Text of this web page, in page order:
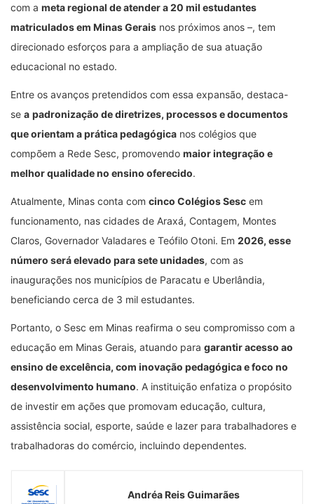
com a meta regional de atender a 20 mil estudantes
matriculados em Minas Gerais nos próximos anos –, tem
direcionado esforços para a ampliação de sua atuação
educacional no estado.
Entre os avanços pretendidos com essa expansão, destaca-
se a padronização de diretrizes, processos e documentos
que orientam a prática pedagógica nos colégios que
compõem a Rede Sesc, promovendo maior integração e
melhor qualidade no ensino oferecido.
Atualmente, Minas conta com cinco Colégios Sesc em
funcionamento, nas cidades de Araxá, Contagem, Montes
Claros, Governador Valadares e Teófilo Otoni. Em 2026, esse
número será elevado para sete unidades, com as
inaugurações nos municípios de Paracatu e Uberlândia,
beneficiando cerca de 3 mil estudantes.
Portanto, o Sesc em Minas reafirma o seu compromisso com a
educação em Minas Gerais, atuando para garantir acesso ao
ensino de excelência, com inovação pedagógica e foco no
desenvolvimento humano. A instituição enfatiza o propósito
de investir em ações que promovam educação, cultura,
assistência social, esporte, saúde e lazer para trabalhadores e
trabalhadoras do comércio, incluindo dependentes.
Andréa Reis Guimarães